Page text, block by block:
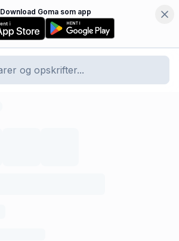
Download Goma som app